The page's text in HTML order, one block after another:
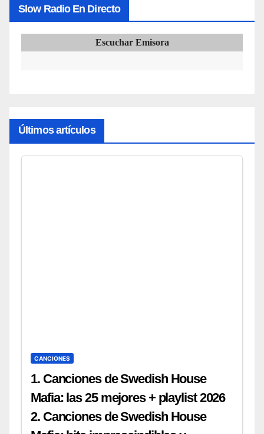
Slow Radio En Directo
Escuchar Emisora
Últimos artículos
CANCIONES
1. Canciones de Swedish House
Mafia: las 25 mejores + playlist 2026
2. Canciones de Swedish House